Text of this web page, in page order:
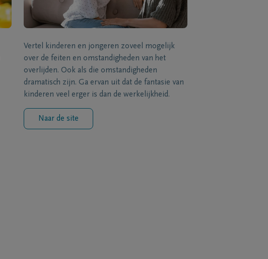
Vertel kinderen en jongeren zoveel mogelijk
over de feiten en omstandigheden van het
overlijden. Ook als die omstandigheden
dramatisch zijn. Ga ervan uit dat de fantasie van
kinderen veel erger is dan de werkelijkheid.
Naar de site